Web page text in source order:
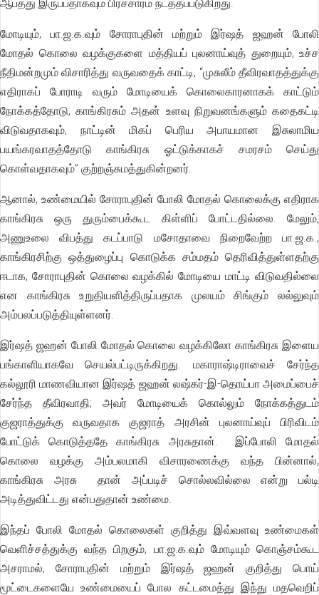
ஆபத்து இருப்பதாகவும் பிரச்சாரம் நடத்தப்படுகிறது.
மோடியும், பா.ஜ.க.வும் சோராபுதின் மற்றும் இர்ஷத் ஜஹன் போலி
மோதல் கொலை வழக்குகளை மத்தியப் புலனாய்வுத் துறையும், உச்ச
நீதிமன்றமும் விசாரித்து வருவதைக் காட்டி, “முசுலீம் தீவிரவாதத்துக்கு
எதிராகப் போராடி வரும் மோடியைக் கொலைகாரனாகக் காட்டும்
நோக்கத்தோடு, காங்கிரசும் அதன் உளவு நிறுவனங்களும் கதைகட்டி
விடுவதாகவும், நாட்டின் மிகப் பெரிய அபாயமான இசுலாமிய
பயங்கரவாதத்தோடு காங்கிரசு ஓட்டுக்காகச் சமரசம் செய்து
கொள்வதாகவும்” குற்றஞ்சுமத்துகின்றனர்.
ஆனால், உண்மையில் சோராபுதின் போலி மோதல் கொலைக்கு எதிராக
காங்கிரசு ஒரு துரும்பைக்கூட கிள்ளிப் போட்டதில்லை. மேலும்,
அணுஉலை விபத்து கடப்பாடு மசோதாவை நிறைவேற்ற பா.ஜ.க.,
காங்கிரசிற்கு ஒத்துழைப்பு கொடுக்க சம்மதம் தெரிவித்துள்ளதற்கு
ஈடாக, சோராபுதின் கொலை வழக்கில் மோடியை மாட்டி விடுவதில்லை
என காங்கிரசு உறுதியளித்திருப்பதாக முலயம் சிங்கும் லல்லுவும்
அம்பலப்படுத்தியுள்ளனர்.
இர்ஷத் ஜஹன் போலி மோதல் கொலை வழக்கிலோ காங்கிரசு இளைய
பங்காளியாகவே செயல்பட்டிருக்கிறது. மகாராஷ்டிராவைச் சேர்ந்த
கல்லூரி மாணவியான இர்ஷத் ஜஹன் லஷ்கர்-இ-தொய்பா அமைப்பைச்
சேர்ந்த தீவிரவாதி; அவர் மோடியைக் கொல்லும் நோக்கத்துடம்
குஜராத்துக்கு வருவதாக குஜராத் அரசின் புலனாய்வுப் பிரிவிடம்
போட்டுக் கொடுத்ததே காங்கிரசு அரசுதான். இப்போலி மோதல்
கொலை வழக்கு அம்பலமாகி விசாரணைக்கு வந்த பின்னால்,
காங்கிரசு அரசு தான் அப்படிச் சொல்லவில்லை என்று பல்டி
அடித்துவிட்டது என்பதுதான் உண்மை.
இந்தப் போலி மோதல் கொலைகள் குறித்து இவ்வளவு உண்மைகள்
வெளிச்சத்துக்கு வந்த பிறகும், பா.ஜ.க.வும் மோடியும் கொஞ்சம்கூட
அசராமல், சோராபுதின் மற்றும் இர்ஷத் ஜஹன் குறித்து பொய்
மூட்டைகளையே உண்மையைப் போல கட்டமைத்து இந்து மதவெறிப்